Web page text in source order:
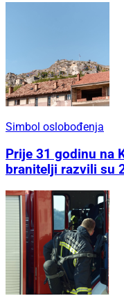
Simbol oslobođenja
Prije 31 godinu na
branitelji razvili su